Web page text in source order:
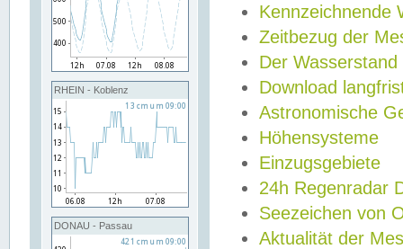
RHEIN - Koblenz
DONAU - Passau
Kennzeichnende
Zeitbezug der
Der Wasserstand
Download
Astronomische
Höhensysteme
Einzugsgebiete
24h Regenradar
Seezeichen von
Aktualität der